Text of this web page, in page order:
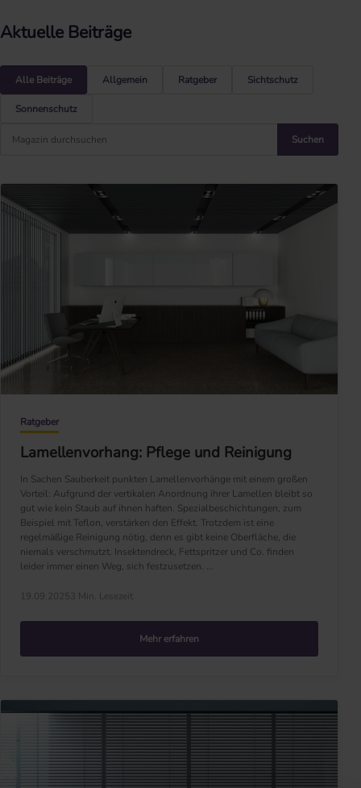
Aktuelle Beiträge
Alle Beiträge Allgemein Ratgeber Sichtschutz
Sonnenschutz
Suchen
Ratgeber
Lamellenvorhang: Pflege und Reinigung
In Sachen Sauberkeit punkten Lamellenvorhänge mit einem großen
Vorteil: Aufgrund der vertikalen Anordnung ihrer Lamellen bleibt so
gut wie kein Staub auf ihnen haften. Spezialbeschichtungen, zum
Beispiel mit Teflon, verstärken den Effekt. Trotzdem ist eine
regelmäßige Reinigung nötig, denn es gibt keine Oberfläche, die
niemals verschmutzt. Insektendreck, Fettspritzer und Co. finden
leider immer einen Weg, sich festzusetzen. …
19.09.2025 3 Min. Lesezeit
Mehr erfahren